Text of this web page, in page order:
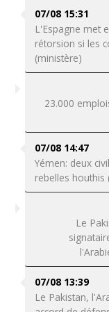
07/08 15:31
L'Espagne met
rétorsion si les
(ministère)
23.000
07/08 14:47
Yémen: deux
rebelles houthis
Le
07/08 13:39
Le Pakistan,